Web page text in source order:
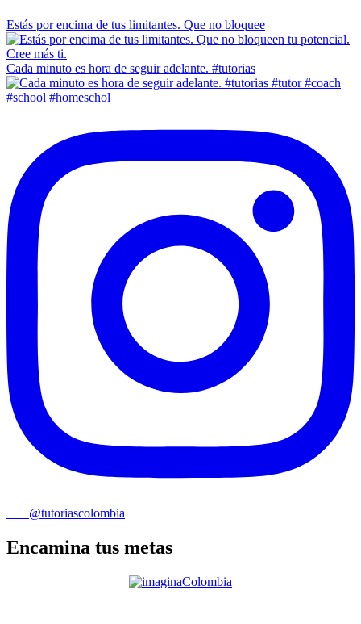
Estás por encima de tus limitantes. Que no bloquee
Cada minuto es hora de seguir adelante. #tutorias
@tutoriascolombia
Encamina tus metas